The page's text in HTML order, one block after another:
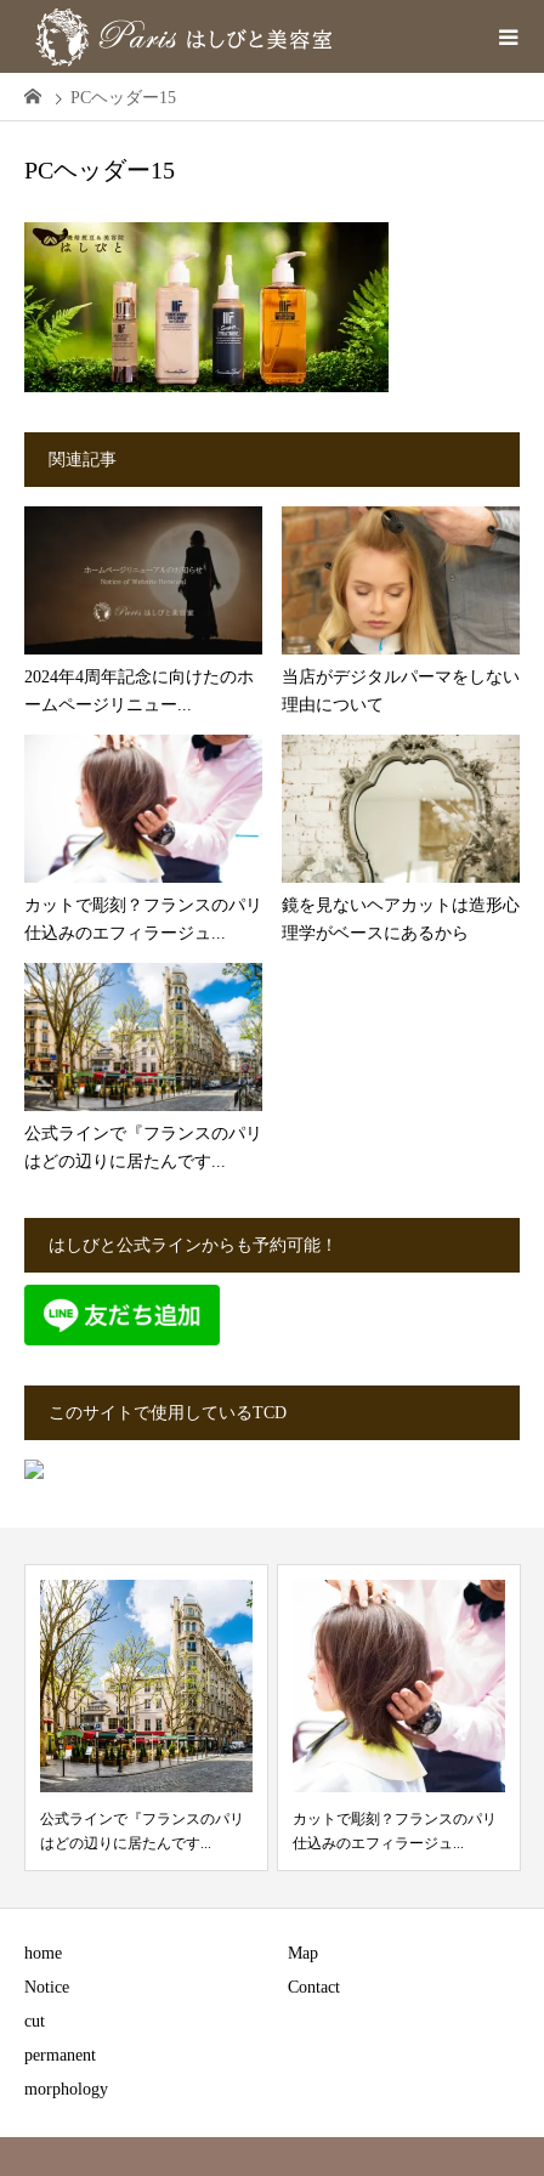
PCヘッダー15
PCヘッダー15
関連記事
2024年4周年記念に向けたのホ
ームページリニュー...
当店がデジタルパーマをしない
理由について
カットで彫刻？フランスのパリ
仕込みのエフィラージュ...
鏡を見ないヘアカットは造形心
理学がベースにあるから
公式ラインで『フランスのパリ
はどの辺りに居たんです...
はしびと公式ラインからも予約可能！
このサイトで使用しているTCD
公式ラインで『フランスのパリ
はどの辺りに居たんです...
カットで彫刻？フランスのパリ
仕込みのエフィラージュ...
home
Notice
cut
permanent
morphology
Map
Contact